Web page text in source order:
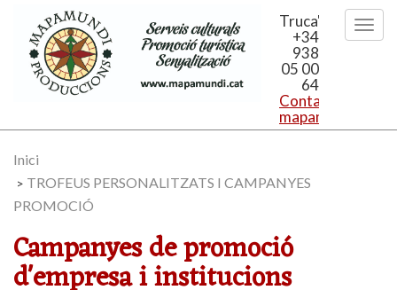
Truca'ns
+34
938
05 00
64
Contacta'ns:
Inici
> TROFEUS PERSONALITZATS I CAMPANYES
PROMOCIÓ
Campanyes de promoció
d'empresa i institucions